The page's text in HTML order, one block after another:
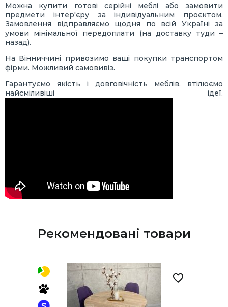
Можна купити готові серійні меблі або замовити
предмети інтер'єру за індивідуальним проєктом.
Замовлення відправляємо щодня по всій Україні за
умови мінімальної передоплати (на доставку туди –
назад).
На Вінниччині привозимо ваші покупки транспортом
фірми. Можливий самовивіз.
Гарантуємо якість і довговічність меблів, втілюємо
найсміливіші ідеї.
Рекомендовані товари